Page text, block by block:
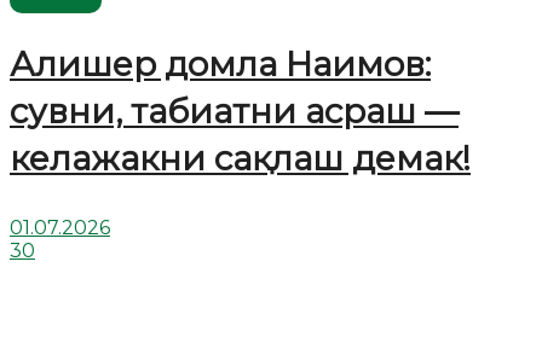
Алишер домла Наимов:
сувни, табиатни асраш —
келажакни сақлаш демак!
01.07.2026
30